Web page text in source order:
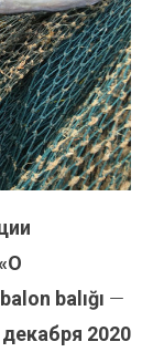
balığı —
2020